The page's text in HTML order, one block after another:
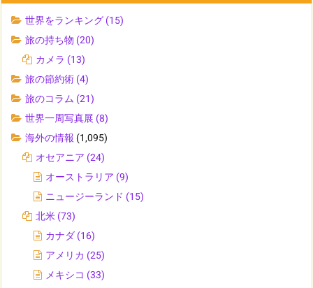
世界をランキング (15)
旅の持ち物 (20)
カメラ (13)
旅の節約術 (4)
旅のコラム (21)
世界一周写真展 (8)
海外の情報 (1,095)
オセアニア (24)
オーストラリア (9)
ニュージーランド (15)
北米 (73)
カナダ (16)
アメリカ (25)
メキシコ (33)